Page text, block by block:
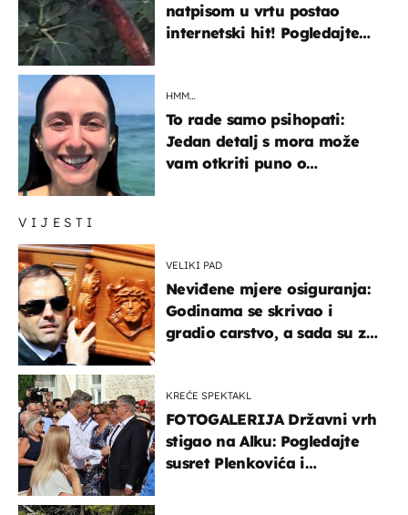
VIJESTI
VELIKI PAD
Neviđene mjere osiguranja:
Godinama se skrivao i
gradio carstvo, a sada su za
KREĆE SPEKTAKL
FOTOGALERIJA Državni vrh
stigao na Alku: Pogledajte
susret Plenkovića i
natpisom u vrtu postao
internetski hit! Pogledajte
HMM…
To rade samo psihopati:
Jedan detalj s mora može
vam otkriti puno o